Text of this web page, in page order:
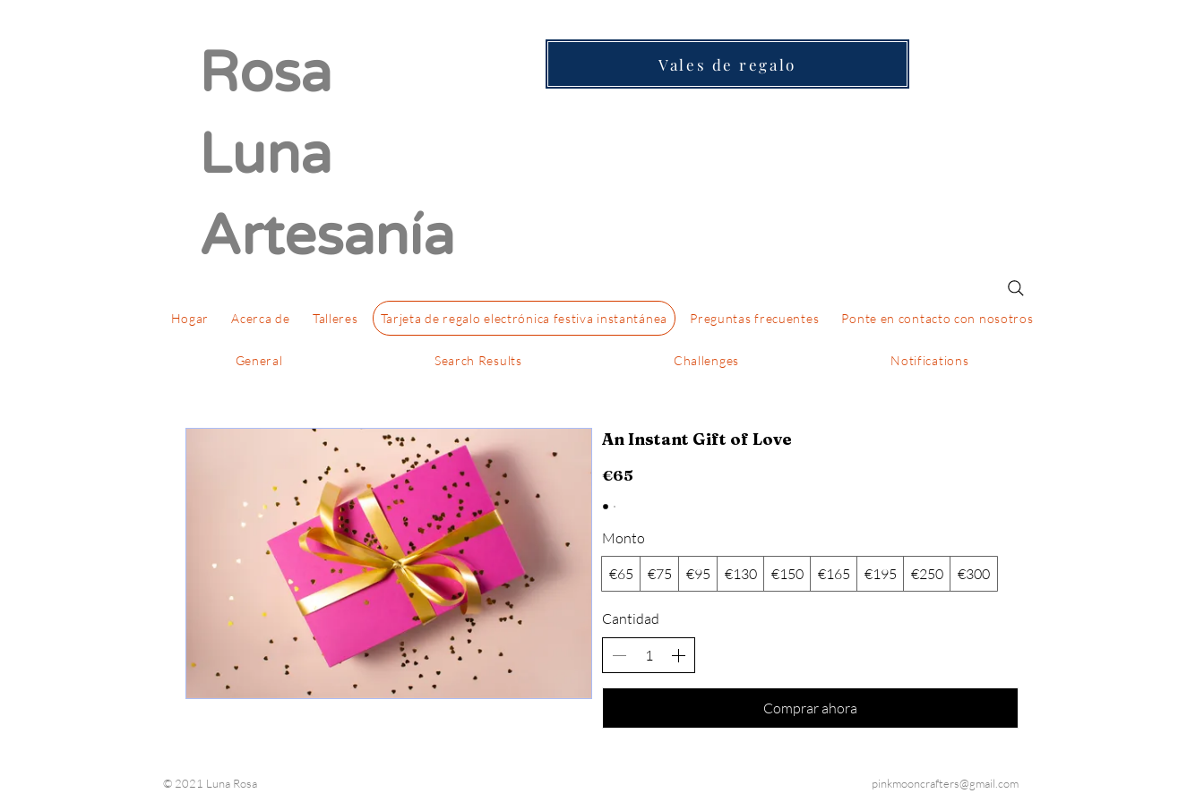
Rosa
Luna
Artesanía
Vales de regalo
Hogar Acerca de Talleres Tarjeta de regalo electrónica festiva instantánea Preguntas frecuentes Ponte en contacto con nosotros
General Search Results Challenges Notifications
An Instant Gift of Love
€65
Monto
€65
€75 €95 €130 €150 €165 €195 €250 €300
Cantidad
Comprar ahora
© 2021 Luna Rosa pinkmooncrafters@gmail.com